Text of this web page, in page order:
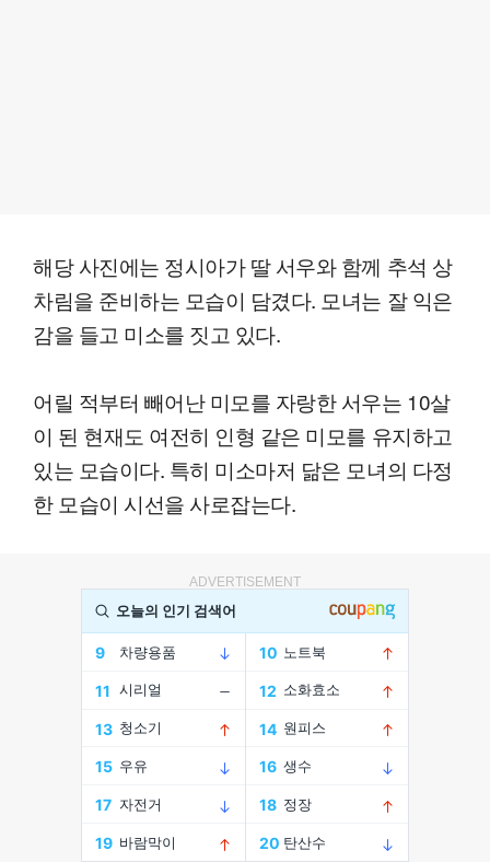
해당 사진에는 정시아가 딸 서우와 함께 추석 상
차림을 준비하는 모습이 담겼다. 모녀는 잘 익은
감을 들고 미소를 짓고 있다.
어릴 적부터 빼어난 미모를 자랑한 서우는 10살
이 된 현재도 여전히 인형 같은 미모를 유지하고
있는 모습이다. 특히 미소마저 닮은 모녀의 다정
한 모습이 시선을 사로잡는다.
ADVERTISEMENT